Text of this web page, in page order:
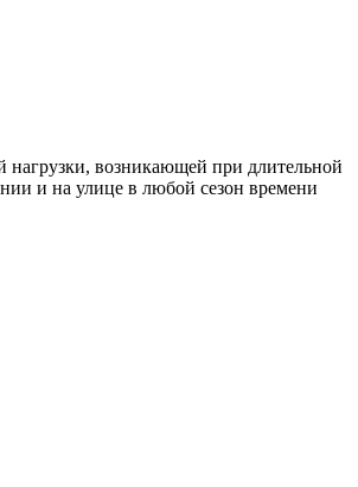
нагрузки, возникающей при длительной
и на улице в любой сезон времени